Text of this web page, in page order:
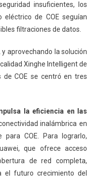
insuficientes, los
de COE seguían
filtraciones de datos.
aprovechando la solución
Xinghe Intelligent de
de COE se centró en tres
la eficiencia en las
inalámbrica en
para COE. Para lograrlo,
que ofrece acceso
de red completa,
el futuro crecimiento del